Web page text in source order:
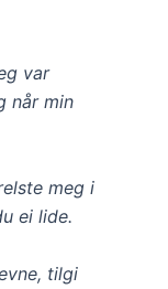
var
når min
meg i
ei lide.
tilgi